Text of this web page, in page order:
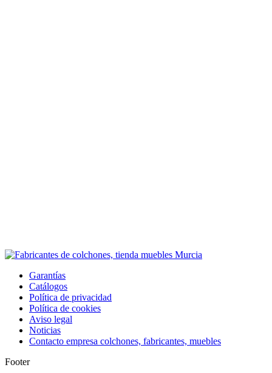
Garantías
Catálogos
Política de privacidad
Política de cookies
Aviso legal
Noticias
Contacto empresa colchones, fabricantes, muebles
Footer